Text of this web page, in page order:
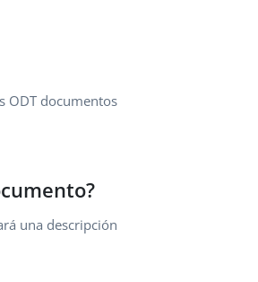
ODT documentos
una descripción